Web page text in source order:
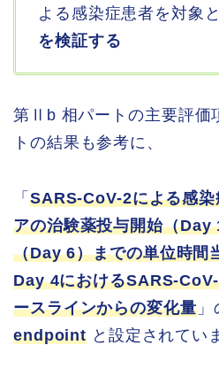
よる感染症患者を対象
を検証する
第Ⅱb 相パートの主要評価
トの結果も参考に、
「 SARS-CoV-2による感
アの治験薬投与開始（Day
（Day 6）までの単位時間
Day 4におけるSARS-
ースラインからの変化量」
endpoint と設定されてい